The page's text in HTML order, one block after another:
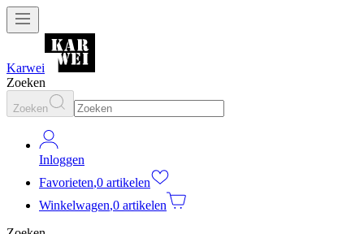
Karwei
Zoeken
Zoeken
Inloggen
Favorieten,0 artikelen
Winkelwagen,0 artikelen